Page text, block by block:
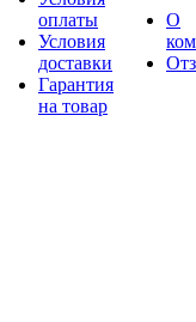
оплаты
Условия
доставки
Гарантия
на товар
О